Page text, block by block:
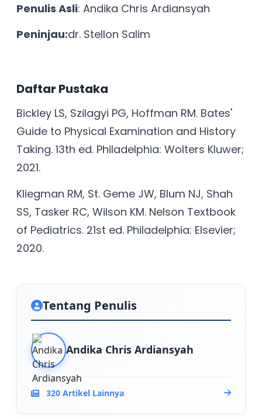
Penulis Asli: Andika Chris Ardiansyah
Peninjau:dr. Stellon Salim
Daftar Pustaka
Bickley LS, Szilagyi PG, Hoffman RM. Bates'
Guide to Physical Examination and History
Taking. 13th ed. Philadelphia: Wolters Kluwer;
2021.
Kliegman RM, St. Geme JW, Blum NJ, Shah
SS, Tasker RC, Wilson KM. Nelson Textbook
of Pediatrics. 21st ed. Philadelphia: Elsevier;
2020.
Tentang Penulis
Andika Chris Ardiansyah
320 Artikel Lainnya